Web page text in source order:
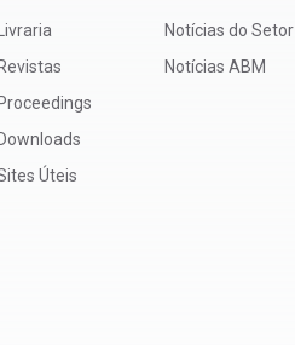
Úteis
Notícias do Setor
Notícias ABM